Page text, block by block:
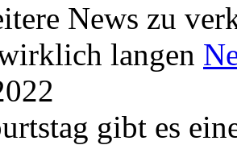
News zu
langen
gibt es